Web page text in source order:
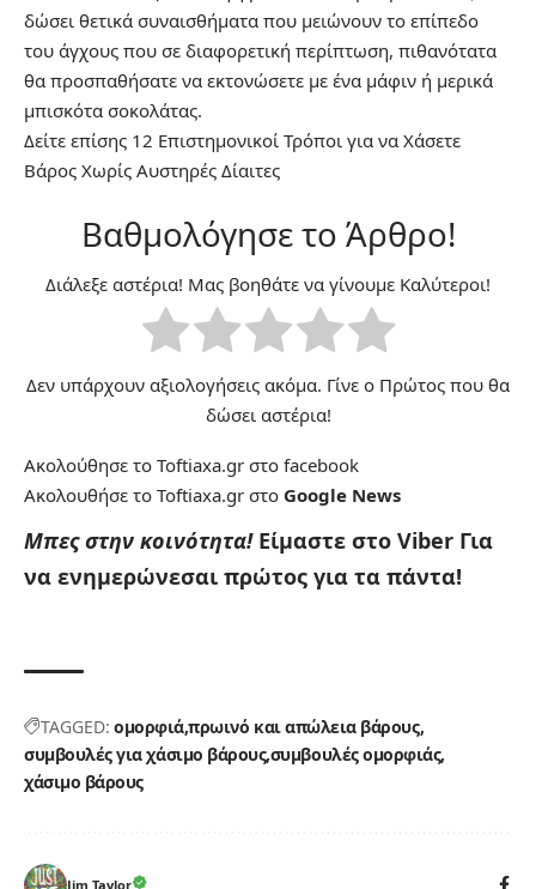
δώσει θετικά συναισθήματα που μειώνουν το επίπεδο
του άγχους που σε διαφορετική περίπτωση, πιθανότατα
θα προσπαθήσατε να εκτονώσετε με ένα μάφιν ή μερικά
μπισκότα σοκολάτας.
Δείτε επίσης 12 Επιστημονικοί Τρόποι για να Χάσετε
Βάρος Χωρίς Αυστηρές Δίαιτες
Βαθμολόγησε το Άρθρο!
Διάλεξε αστέρια! Μας βοηθάτε να γίνουμε Καλύτεροι!
Δεν υπάρχουν αξιολογήσεις ακόμα. Γίνε ο Πρώτος που θα
δώσει αστέρια!
Ακολούθησε το Toftiaxa.gr στο facebook
Ακολουθήσε το Toftiaxa.gr στο Google News
Μπες στην κοινότητα! Είμαστε στο Viber Για
να ενημερώνεσαι πρώτος για τα πάντα!
TAGGED: ομορφιάπρωινό και απώλεια βάρους
συμβουλές για χάσιμο βάρουςσυμβουλές ομορφιάς
χάσιμο βάρους
Jim Taylor